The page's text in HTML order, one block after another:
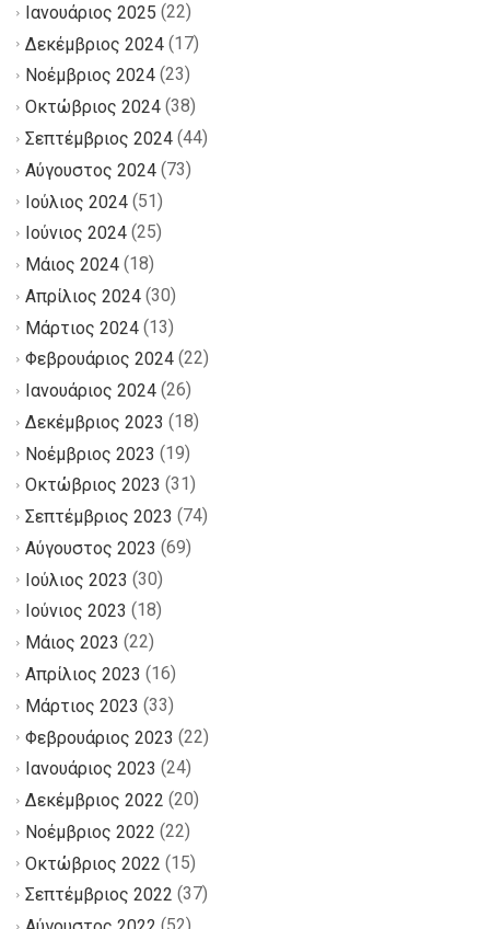
Ιανουάριος 2025 (22)
Δεκέμβριος 2024 (17)
Νοέμβριος 2024 (23)
Οκτώβριος 2024 (38)
Σεπτέμβριος 2024 (44)
Αύγουστος 2024 (73)
Ιούλιος 2024 (51)
Ιούνιος 2024 (25)
Μάιος 2024 (18)
Απρίλιος 2024 (30)
Μάρτιος 2024 (13)
Φεβρουάριος 2024 (22)
Ιανουάριος 2024 (26)
Δεκέμβριος 2023 (18)
Νοέμβριος 2023 (19)
Οκτώβριος 2023 (31)
Σεπτέμβριος 2023 (74)
Αύγουστος 2023 (69)
Ιούλιος 2023 (30)
Ιούνιος 2023 (18)
Μάιος 2023 (22)
Απρίλιος 2023 (16)
Μάρτιος 2023 (33)
Φεβρουάριος 2023 (22)
Ιανουάριος 2023 (24)
Δεκέμβριος 2022 (20)
Νοέμβριος 2022 (22)
Οκτώβριος 2022 (15)
Σεπτέμβριος 2022 (37)